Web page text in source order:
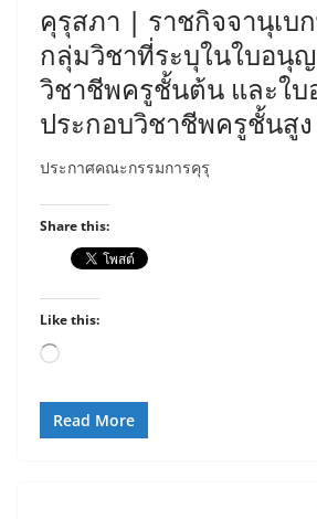
คุรุสภา | ราชกิจจานุเบ
กลุ่มวิชาที่ระบุในใบอนุ
วิชาชีพครูชั้นต้น และใ
ประกอบวิชาชีพครูชั้นสู
ประกาศคณะกรรมการคุรุ
Share this:
Like this:
Loading…
Read More